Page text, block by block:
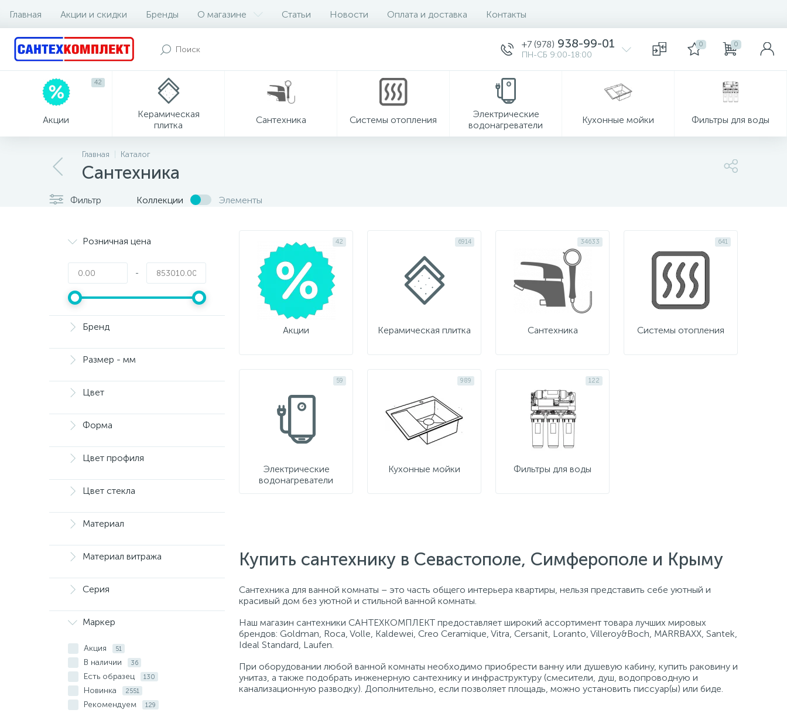
Главная Акции и скидки Бренды О магазине Статьи Новости Оплата и доставка Контакты
+7 (978) 938-99-01
ПН-СБ 9:00-18:00
0 0
Акции
42
Керамическая
плитка
Сантехника Системы отопления
Электрические
водонагреватели
Кухонные мойки Фильтры для воды
Главная Каталог
Сантехника
Фильтр Коллекции Элементы
Розничная цена
-
Бренд
Размер - мм
Цвет
Форма
Цвет профиля
Цвет стекла
Материал
Материал витража
Серия
Маркер
Акция 51
В наличии 36
Есть образец 130
Новинка 2551
Рекомендуем 129
42
Акции
6914
Керамическая плитка
34633
Сантехника
641
Системы отопления
59
Электрические
водонагреватели
989
Кухонные мойки
122
Фильтры для воды
Купить сантехнику в Севастополе, Симферополе и Крыму
Сантехника для ванной комнаты – это часть общего интерьера квартиры, нельзя представить себе уютный и
красивый дом без уютной и стильной ванной комнаты.
Наш магазин сантехники САНТЕХКОМПЛЕКТ предоставляет широкий ассортимент товара лучших мировых
брендов: Goldman, Roca, Volle, Kaldewei, Creo Ceramique, Vitra, Cersanit, Loranto, Villeroy&Boch, MARRBAXX, Santek,
Ideal Standard, Laufen.
При оборудовании любой ванной комнаты необходимо приобрести ванну или душевую кабину, купить раковину и
унитаз, а также подобрать инженерную сантехнику и инфраструктуру (смесители, душ, водопроводную и
канализационную разводку). Дополнительно, если позволяет площадь, можно установить писсуар(ы) или биде.